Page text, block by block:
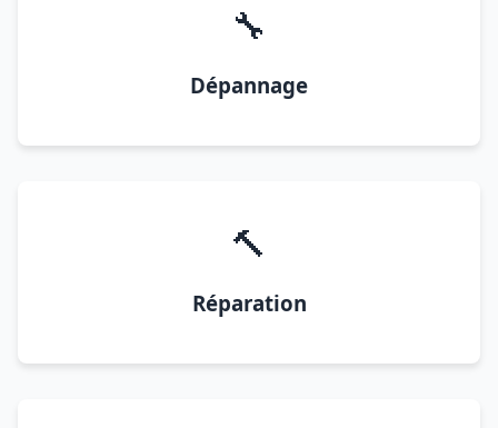
🔧
Dépannage
🔨
Réparation